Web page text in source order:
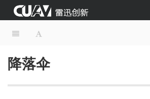
降落伞